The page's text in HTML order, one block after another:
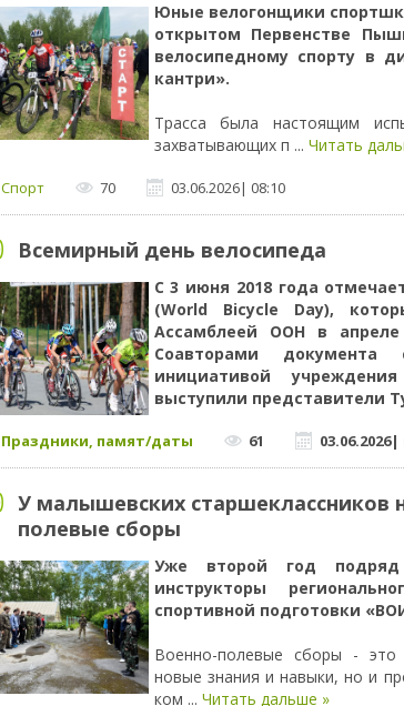
Юные велогонщики
открытом Первенстве
велосипедному спорту в
кантри».
Трасса была настоящим
захватывающих п ... Читать
Спорт 70 03.06.2026| 08:10
Всемирный день велосипеда
С 3 июня 2018 года
(World Bicycle Day),
Ассамблеей ООН в апреле
Соавторами
инициативой
выступили представители
Праздники, памят/даты 61 03.06.2026|
У малышевских старшеклассников
полевые сборы
Уже второй год подряд
инструкторы
спортивной подготовки
Военно-полевые сборы - это
новые знания и навыки, но и
ком ... Читать дальше »